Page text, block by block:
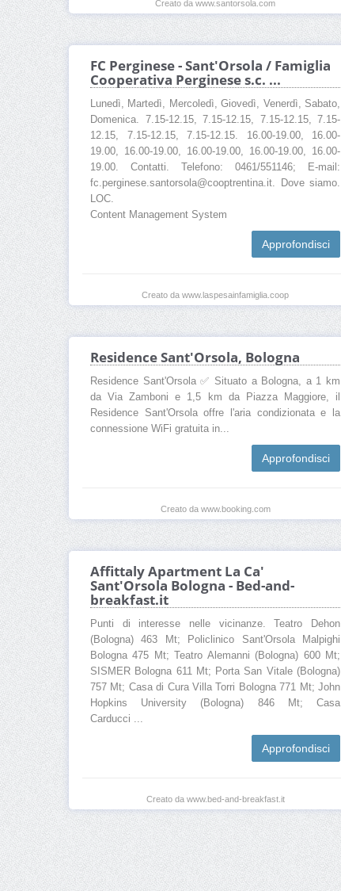
Creato da www.santorsola.com
FC Perginese - Sant'Orsola / Famiglia
Cooperativa Perginese s.c. ...
Lunedì, Martedì, Mercoledì, Giovedì, Venerdì, Sabato,
Domenica. 7.15-12.15, 7.15-12.15, 7.15-12.15, 7.15-
12.15, 7.15-12.15, 7.15-12.15. 16.00-19.00, 16.00-
19.00, 16.00-19.00, 16.00-19.00, 16.00-19.00, 16.00-
19.00. Contatti. Telefono: 0461/551146; E-mail:
fc.perginese.santorsola@cooptrentina.it. Dove siamo.
LOC.
Content Management System
Approfondisci
Creato da www.laspesainfamiglia.coop
Residence Sant'Orsola, Bologna
Residence Sant'Orsola ✅ Situato a Bologna, a 1 km
da Via Zamboni e 1,5 km da Piazza Maggiore, il
Residence Sant'Orsola offre l'aria condizionata e la
connessione WiFi gratuita in...
Approfondisci
Creato da www.booking.com
Affittaly Apartment La Ca'
Sant'Orsola Bologna - Bed-and-
breakfast.it
Punti di interesse nelle vicinanze. Teatro Dehon
(Bologna) 463 Mt; Policlinico Sant'Orsola Malpighi
Bologna 475 Mt; Teatro Alemanni (Bologna) 600 Mt;
SISMER Bologna 611 Mt; Porta San Vitale (Bologna)
757 Mt; Casa di Cura Villa Torri Bologna 771 Mt; John
Hopkins University (Bologna) 846 Mt; Casa
Carducci ...
Approfondisci
Creato da www.bed-and-breakfast.it